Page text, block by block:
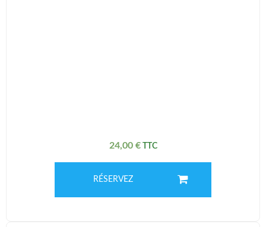
24,00 €
RÉSERVEZ